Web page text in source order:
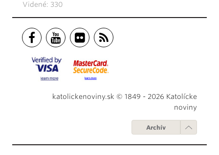
Videné: 330
katolickenoviny.sk © 1849 - 2026 Katolícke
noviny
Archív